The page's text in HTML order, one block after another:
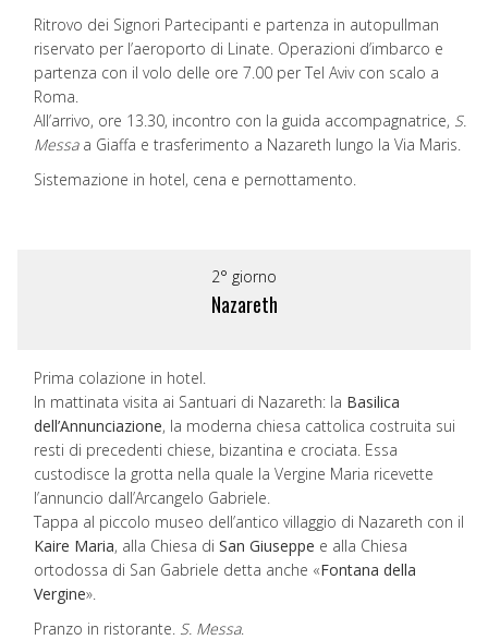
Ritrovo dei Signori Partecipanti e partenza in autopullman
riservato per l’aeroporto di Linate. Operazioni d’imbarco e
partenza con il volo delle ore 7.00 per Tel Aviv con scalo a
Roma.
All’arrivo, ore 13.30, incontro con la guida accompagnatrice, S.
Messaa Giaffa e trasferimento a Nazareth lungo la Via Maris.
Sistemazione in hotel, cena e pernottamento.
2° giorno
Nazareth
Prima colazione in hotel.
In mattinata visita ai Santuari di Nazareth: la Basilica
dell’Annunciazione, la moderna chiesa cattolica costruita sui
resti di precedenti chiese, bizantina e crociata. Essa
custodisce la grotta nella quale la Vergine Maria ricevette
l’annuncio dall’Arcangelo Gabriele.
Tappa al piccolo museo dell’antico villaggio di Nazareth con il
Kaire Maria, alla Chiesa di San Giuseppe e alla Chiesa
ortodossa di San Gabriele detta anche «Fontana della
Vergine».
Pranzo in ristorante. S. Messa.